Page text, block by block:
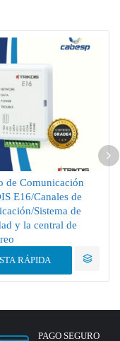
de Comunicación
E16/Canales de
Sistema de
y la central de
RÁPIDA
PAGO SEGURO